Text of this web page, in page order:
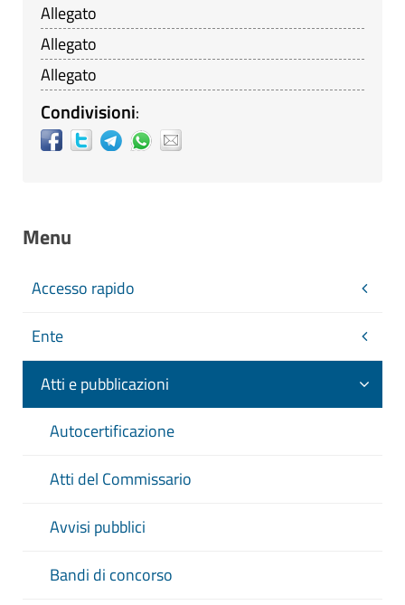
Allegato
Allegato
Allegato
Condivisioni:
Menu
Accesso rapido
Ente
Atti e pubblicazioni
Autocertificazione
Atti del Commissario
Avvisi pubblici
Bandi di concorso